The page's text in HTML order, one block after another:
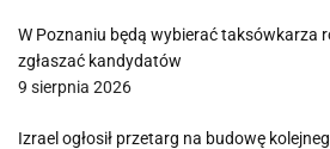
W Poznaniu będą wybierać taksówkarza
zgłaszać kandydatów
9 sierpnia 2026
Izrael ogłosił przetarg na budowę